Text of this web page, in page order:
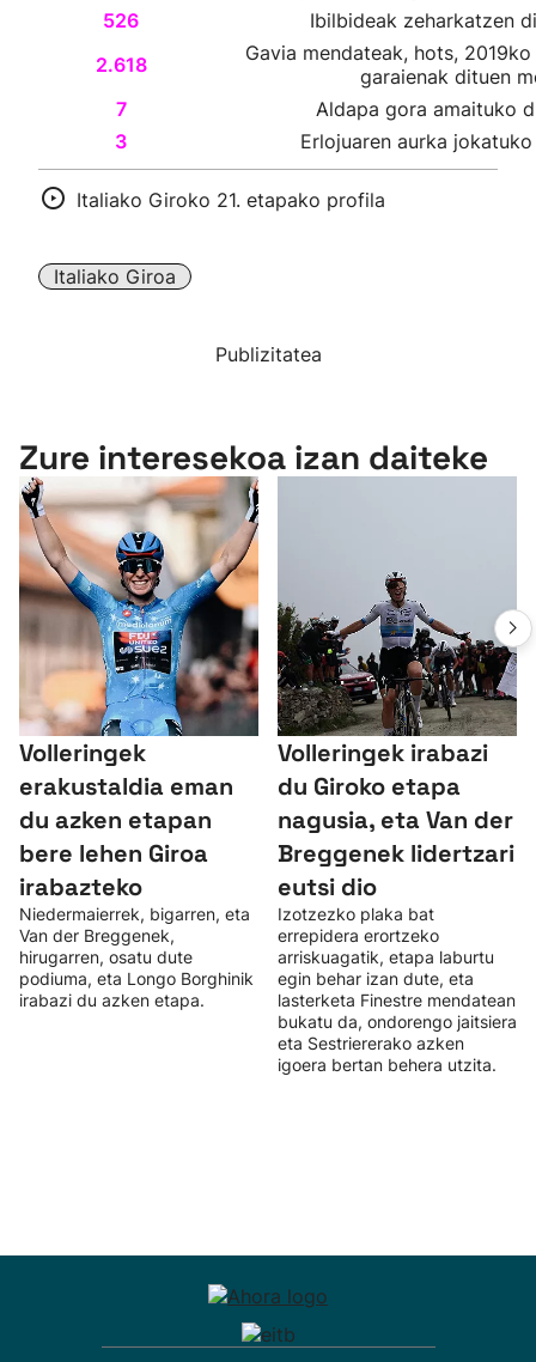
526
Ibilbideak zeharkatzen
2.618
Gavia mendateak, hots,
garaienak dituen
7
Aldapa gora amaituko
3
Erlojuaren aurka
Italiako Giroko 21. etapako profila
Italiako Giroa
Publizitatea
Zure interesekoa izan daiteke
Volleringek
erakustaldia eman
du azken etapan
bere lehen Giroa
irabazteko
Niedermaierrek, bigarren, eta
Van der Breggenek,
hirugarren, osatu dute
podiuma, eta Longo Borghinik
irabazi du azken etapa.
Volleringek irabazi
du Giroko etapa
nagusia, eta Van der
Breggenek lidertzari
eutsi dio
Izotzezko plaka bat
errepidera erortzeko
arriskuagatik, etapa laburtu
egin behar izan dute, eta
lasterketa Finestre mendatean
bukatu da, ondorengo jaitsiera
eta Sestriererako azken
igoera bertan behera utzita.